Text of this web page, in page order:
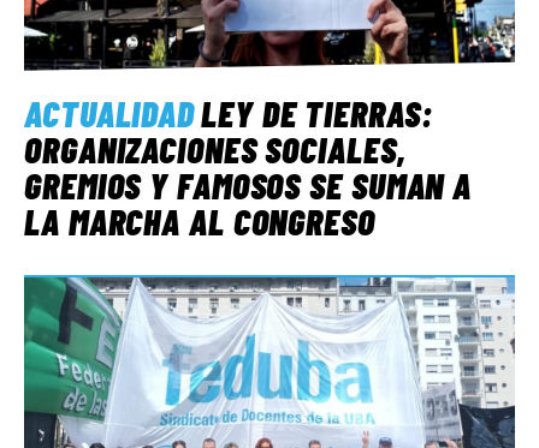
ACTUALIDADLEY DE TIERRAS:
ORGANIZACIONES SOCIALES,
GREMIOS Y FAMOSOS SE SUMAN A
LA MARCHA AL CONGRESO